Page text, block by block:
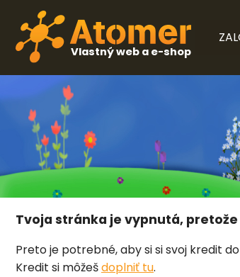
Vlastný web a e-shop
Tvoja stránka je vypnutá,
Preto je potrebné, aby si si svoj kredit
Kredit si môžešdoplniť tu.